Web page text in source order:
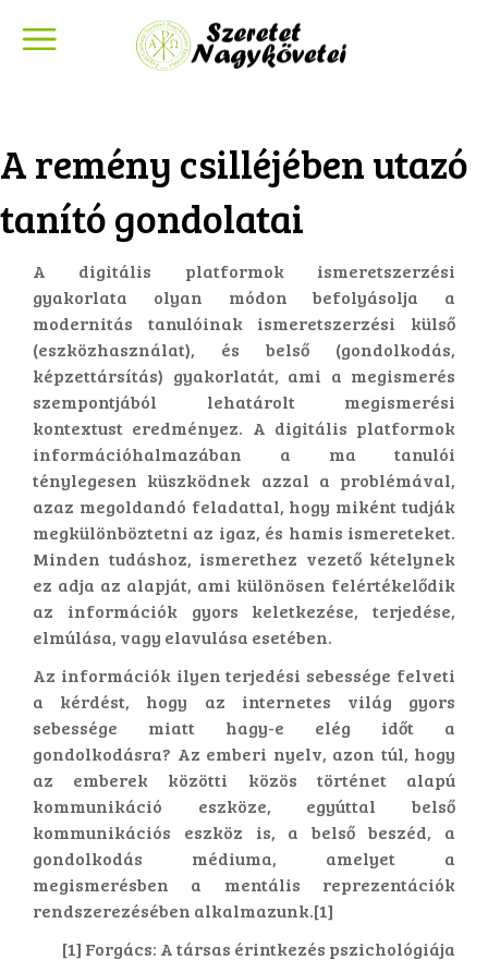
A remény csilléjében utazó
tanító gondolatai
A digitális platformok ismeretszerzési
gyakorlata olyan módon befolyásolja a
modernitás tanulóinak ismeretszerzési külső
(eszközhasználat), és belső (gondolkodás,
képzettársítás) gyakorlatát, ami a megismerés
szempontjából lehatárolt megismerési
kontextust eredményez. A digitális platformok
információhalmazában a ma tanulói
ténylegesen küszködnek azzal a problémával,
azaz megoldandó feladattal, hogy miként tudják
megkülönböztetni az igaz, és hamis ismereteket.
Minden tudáshoz, ismerethez vezető kételynek
ez adja az alapját, ami különösen felértékelődik
az információk gyors keletkezése, terjedése,
elmúlása, vagy elavulása esetében.
Az információk ilyen terjedési sebessége felveti
a kérdést, hogy az internetes világ gyors
sebessége miatt hagy-e elég időt a
gondolkodásra? Az emberi nyelv, azon túl, hogy
az emberek közötti közös történet alapú
kommunikáció eszköze, egyúttal belső
kommunikációs eszköz is, a belső beszéd, a
gondolkodás médiuma, amelyet a
megismerésben a mentális reprezentációk
rendszerezésében alkalmazunk.[1]
[1] Forgács: A társas érintkezés pszichológiája